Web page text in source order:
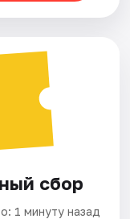
сбор
1 минуту назад